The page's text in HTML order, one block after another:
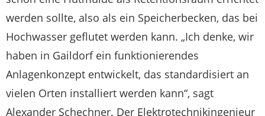
werden sollte, also als ein Speicherbecken, das bei
Hochwasser geflutet werden kann. „Ich denke, wir
haben in Gaildorf ein funktionierendes
Anlagenkonzept entwickelt, das standardisiert an
vielen Orten installiert werden kann“, sagt
Alexander Schechner. Der Elektrotechnikingenieur